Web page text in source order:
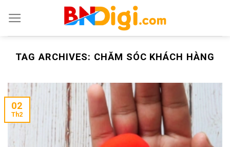
content
TAG ARCHIVES: CHĂM SÓC KHÁCH HÀNG
02
Th2